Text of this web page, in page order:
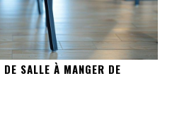
SALLE À MANGER DE